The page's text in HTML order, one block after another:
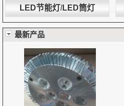
LED节能灯/LED筒灯
最新产品